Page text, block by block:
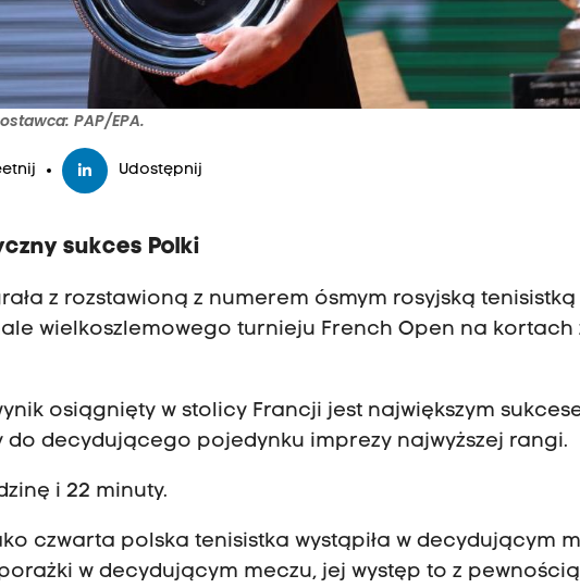
PAP/EPA.
Udostępnij
sukces Polki
z rozstawioną z numerem ósmym rosyjską tenisistką
wielkoszlemowego turnieju French Open na kortach
osiągnięty w stolicy Francji jest największym
do decydującego pojedynku imprezy najwyższej rangi.
i 22 minuty.
czwarta polska tenisistka wystąpiła w decydującym
w decydującym meczu, jej występ to z